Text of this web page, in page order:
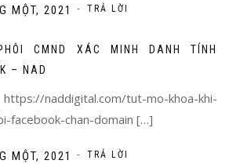
MỘT, 2021 - TRẢ LỜI
CMND XÁC MINH DANH TÍNH
– NAD
naddigital.com/tut-mo-khoa-khi-
facebook-chan-domain […]
MỘT, 2021 - TRẢ LỜI